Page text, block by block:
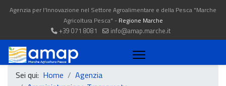
Agenzia per l'Innovazione nel Settore Agroalimentare e della Pesca "Marche
Agricoltura Pesca" - Regione Marche
+39 071 8081
info@amap.marche.it
Sei qui: Home
Agenzia